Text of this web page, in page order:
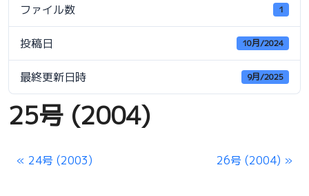
ファイル数 1
投稿日 10月/2024
最終更新日時 9月/2025
25号 (2004)
24号 (2003) 26号 (2004)